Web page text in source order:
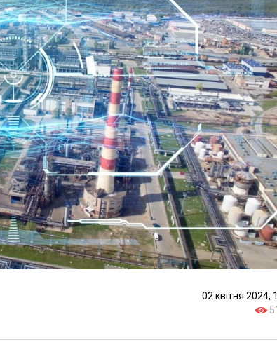
02 квітня 2024,